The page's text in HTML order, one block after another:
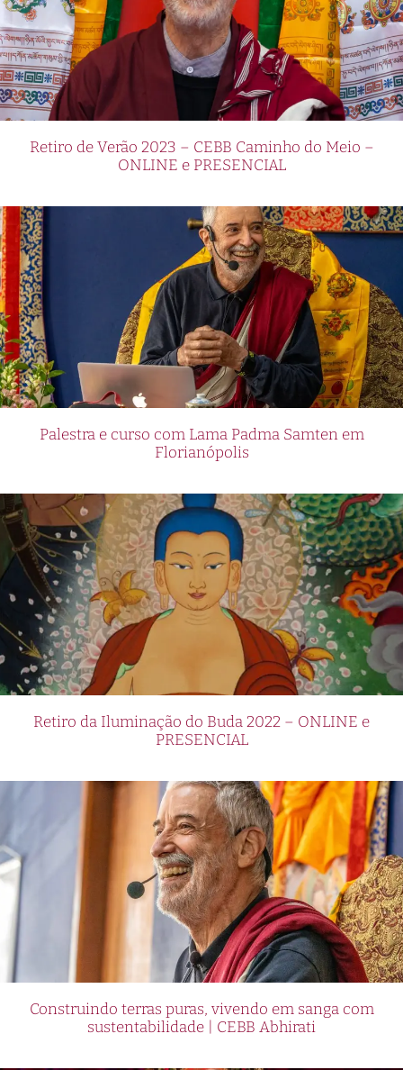
Retiro de Verão 2023 – CEBB Caminho do Meio –
ONLINE e PRESENCIAL
Palestra e curso com Lama Padma Samten em
Florianópolis
Retiro da Iluminação do Buda 2022 – ONLINE e
PRESENCIAL
Construindo terras puras, vivendo em sanga com
sustentabilidade | CEBB Abhirati